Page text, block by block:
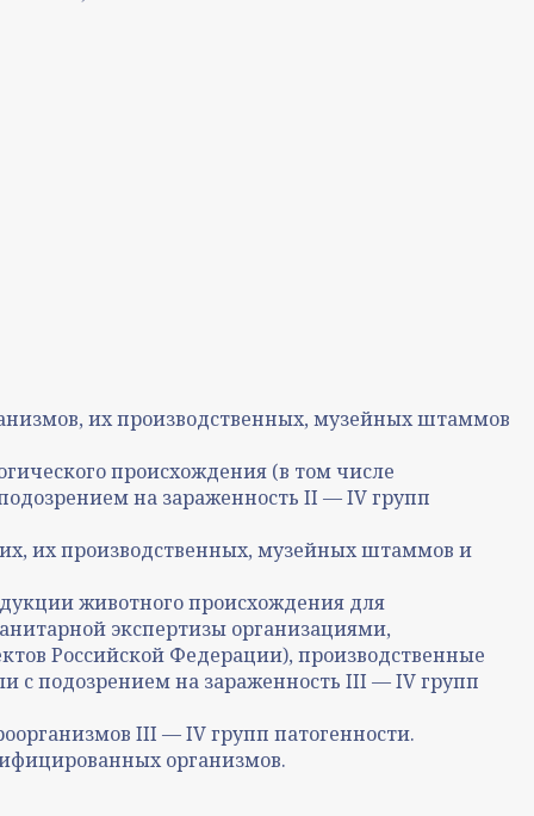
их производственных, музейных штаммов
происхождения (в том числе
на зараженность II — IV групп
их производственных, музейных штаммов и
животного происхождения для
экспертизы организациями,
Российской Федерации), производственные
с подозрением на зараженность III — IV групп
III — IV групп патогенности.
организмов.